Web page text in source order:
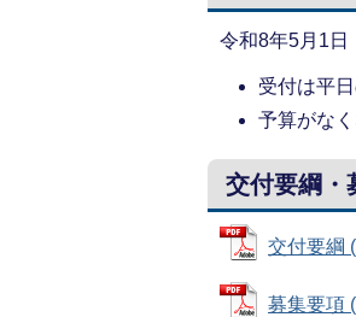
令和8年5月1日
受付は平
予算がな
交付要綱・
交付要綱
募集要項